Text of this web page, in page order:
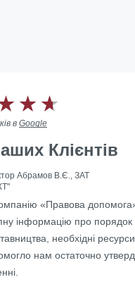
в Google
Клієнтів
Абрамов В.Є., ЗАТ
«Правова
інформацію про порядок
необхідні ресурси
нам остаточно